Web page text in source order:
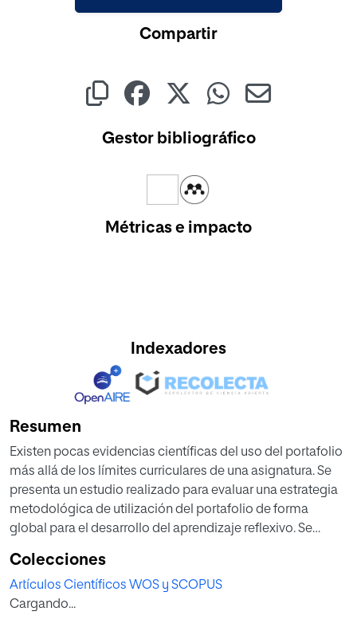
Compartir
Gestor bibliográfico
Métricas e impacto
Indexadores
Resumen
Existen pocas evidencias científicas del uso del portafolio
más allá de los límites curriculares de una asignatura. Se
presenta un estudio realizado para evaluar una estrategia
metodológica de utilización del portafolio de forma
global para el desarrollo del aprendizaje reflexivo. Se
50 estudiantes de maestría de varios países que estudian
virtualmente en una universidad de México. Se utilizó el
Cuestionario Honey-Alonso de estilos de aprendizaje para
Colecciones
Artículos Científicos WOS y SCOPUS
Cargando...